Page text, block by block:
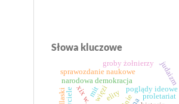
Słowa kluczowe
narodowa demokracja
elity poglądy ideowe
sprawozdanie naukowe
więzi
mit
xix w.
groby żołnierzy judaizm
proletariat